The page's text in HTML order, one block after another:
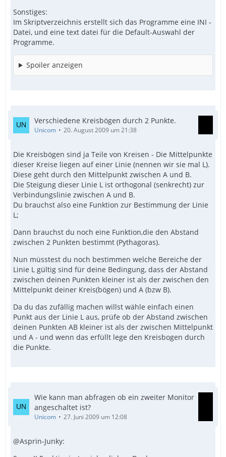
Sonstiges:
Im Skriptverzeichnis erstellt sich das Programme eine INI -
Datei, und eine text datei für die Default-Auswahl der
Programme.
Spoiler anzeigen
Verschiedene Kreisbögen durch 2 Punkte.
Unicom 20. August 2009 um 21:38
Die Kreisbögen sind ja Teile von Kreisen - Die Mittelpunkte
dieser Kreise liegen auf einer Linie (nennen wir sie mal L).
Diese geht durch den Mittelpunkt zwischen A und B.
Die Steigung dieser Linie L ist orthogonal (senkrecht) zur
Verbindungslinie zwischen A und B.
Du brauchst also eine Funktion zur Bestimmung der Linie
L;
Dann brauchst du noch eine Funktion,die den Abstand
zwischen 2 Punkten bestimmt (Pythagoras).
Nun müsstest du noch bestimmen welche Bereiche der
Linie L gültig sind für deine Bedingung, dass der Abstand
zwischen deinen Punkten kleiner ist als der zwischen den
Mittelpunkt deiner Kreis(bögen) und A (bzw B).
Da du das zufällig machen willst wähle einfach einen
Punkt aus der Linie L aus, prüfe ob der Abstand zwischen
deinen Punkten AB kleiner ist als der zwischen Mittelpunkt
und A - und wenn das erfüllt lege den Kreisbogen durch
die Punkte.
Wie kann man abfragen ob ein zweiter Monitor
angeschaltet ist?
Unicom 27. Juni 2009 um 12:08
@Asprin-Junky: